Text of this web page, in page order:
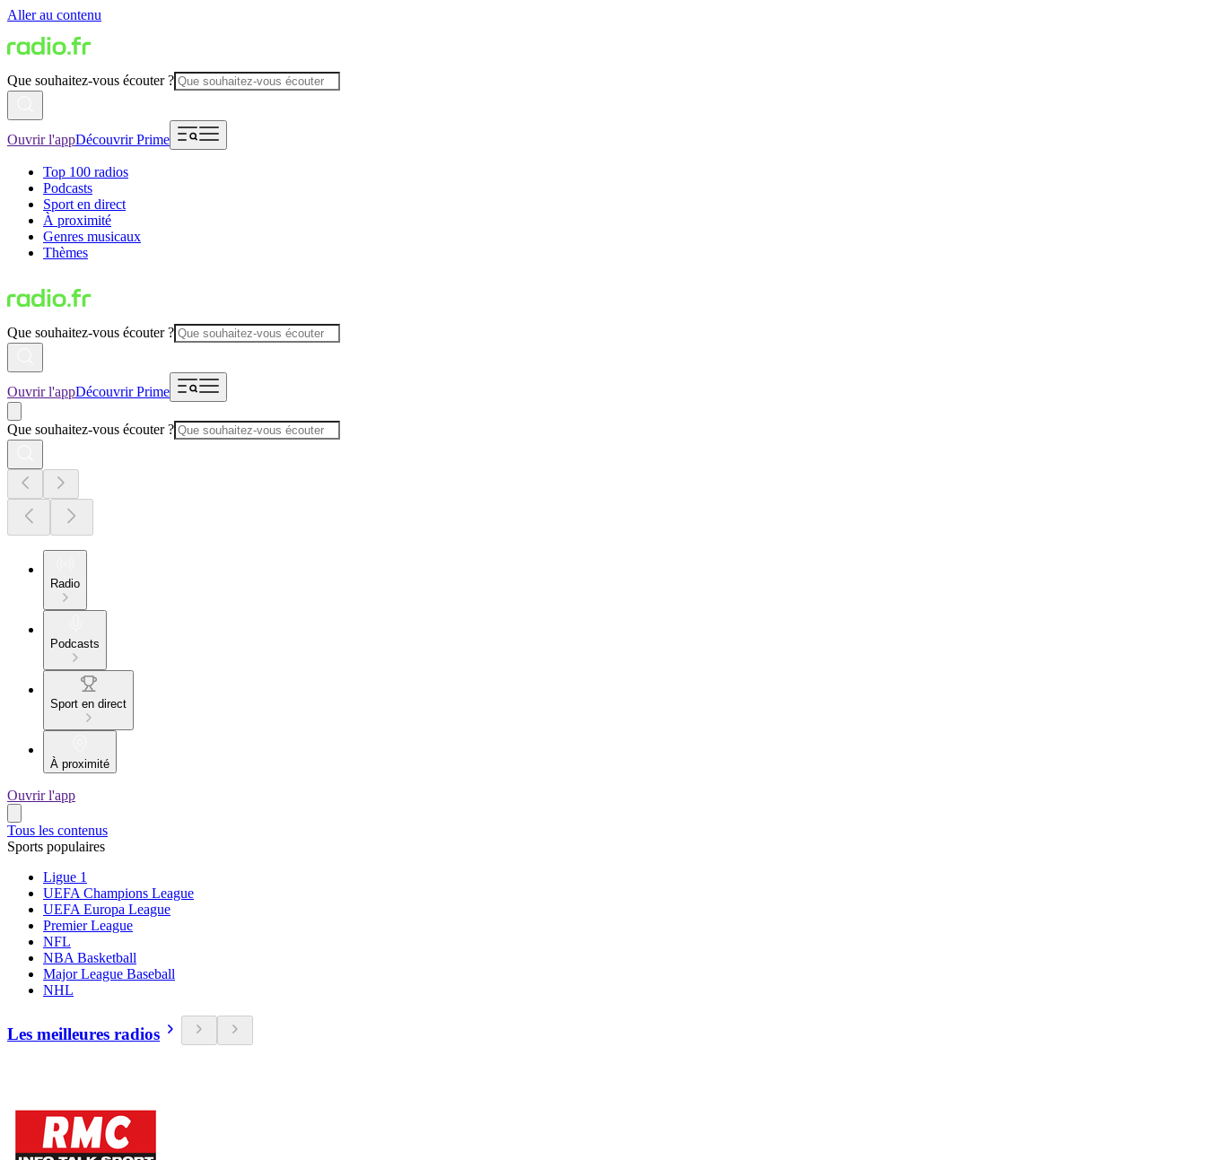
Aller au contenu
Que souhaitez-vous écouter ?
Ouvrir l'appDécouvrir Prime
Top 100 radios
Podcasts
Sport en direct
À proximité
Genres musicaux
Thèmes
Que souhaitez-vous écouter ?
Ouvrir l'appDécouvrir Prime
Que souhaitez-vous écouter ?
Radio
Podcasts
Sport en direct
À proximité
Ouvrir l'app
Tous les contenus
Sports populaires
Ligue 1
UEFA Champions League
UEFA Europa League
Premier League
NFL
NBA Basketball
Major League Baseball
NHL
Les meilleures radios